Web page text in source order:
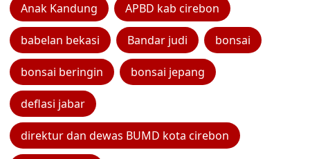
Anak Kandung APBD kab cirebon
babelan bekasi Bandar judi bonsai
bonsai beringin bonsai jepang
deflasi jabar
direktur dan dewas BUMD kota cirebon